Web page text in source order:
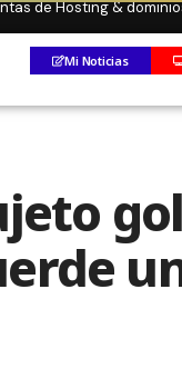
de Hosting &
Mi Noticias